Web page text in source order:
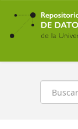
Ir
contenido
principal
Buscar